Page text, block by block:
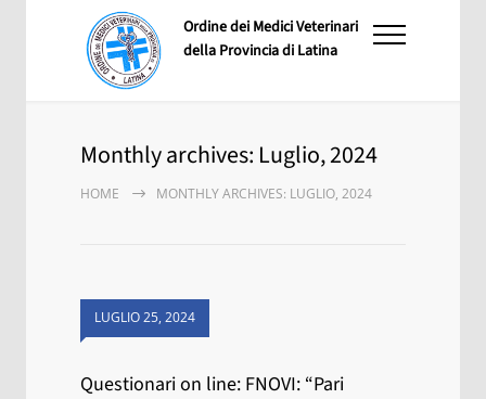
Ordine dei Medici Veterinari
della Provincia di Latina
Monthly archives: Luglio, 2024
HOME MONTHLY ARCHIVES: LUGLIO, 2024
LUGLIO 25, 2024
Questionari on line: FNOVI: “Pari